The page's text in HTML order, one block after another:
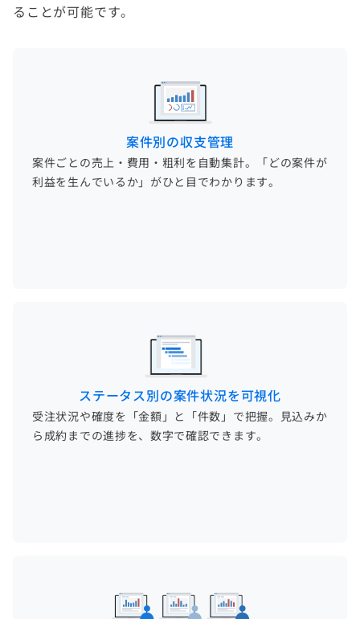
ることが可能です。
案件別の収支管理
案件ごとの売上・費用・粗利を自動集計。「どの案件が
利益を生んでいるか」がひと目でわかります。
ステータス別の案件状況を可視化
受注状況や確度を「金額」と「件数」で把握。見込みか
ら成約までの進捗を、数字で確認できます。